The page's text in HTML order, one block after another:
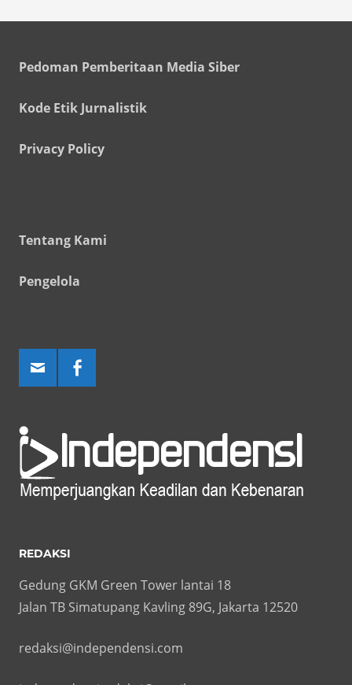
Pedoman Pemberitaan Media Siber
Kode Etik Jurnalistik
Privacy Policy
Tentang Kami
Pengelola
REDAKSI
Gedung GKM Green Tower lantai 18
Jalan TB Simatupang Kavling 89G, Jakarta 12520
redaksi@independensi.com